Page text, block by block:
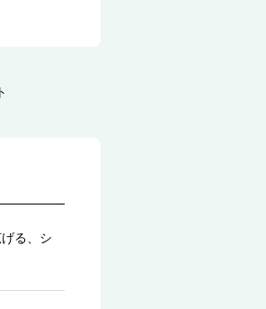
る、シ